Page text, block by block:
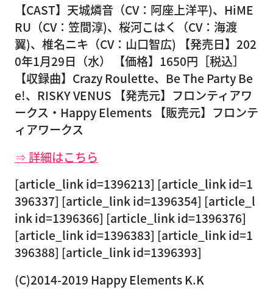
【CAST】天城燐音（CV：阿座上洋平)、HiME
RU（CV：笠間淳)、桜河こはく（CV：海渡
翼)、椎名ニキ（CV：山口智広) 【発売日】202
0年1月29日（水） 【価格】1650円［税込］
【収録曲】Crazy Roulette、Be The Party Be
e!、RISKY VENUS 【発売元】フロンティアワ
ークス・Happy Elements 【販売元】フロンテ
ィアワークス
⇒ 詳細はこちら
[article_link id=1396213] [article_link id=1
396337] [article_link id=1396354] [article_l
ink id=1396366] [article_link id=1396376]
[article_link id=1396383] [article_link id=1
396388] [article_link id=1396393]
(C)2014-2019 Happy Elements K.K